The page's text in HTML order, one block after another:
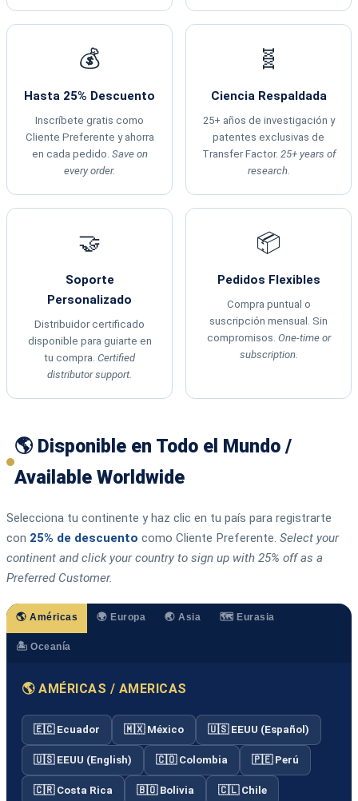
💰
Hasta 25% Descuento
Inscríbete gratis como
Cliente Preferente y ahorra
en cada pedido. Save on
every order.
🧬
Ciencia Respaldada
25+ años de investigación y
patentes exclusivas de
Transfer Factor. 25+ years of
research.
🤝
Soporte
Personalizado
Distribuidor certificado
disponible para guiarte en
tu compra. Certified
distributor support.
📦
Pedidos Flexibles
Compra puntual o
suscripción mensual. Sin
compromisos. One-time or
subscription.
🌎 Disponible en Todo el Mundo /
Available Worldwide
Selecciona tu continente y haz clic en tu país para registrarte
con 25% de descuento como Cliente Preferente. Select your
continent and click your country to sign up with 25% off as a
Preferred Customer.
🌎 Américas 🌍 Europa 🌏 Asia 🗺️ Eurasia
🏝️ Oceanía
🌎 AMÉRICAS / AMERICAS
🇪🇨 Ecuador 🇲🇽 México 🇺🇸 EEUU (Español)
🇺🇸 EEUU (English) 🇨🇴 Colombia 🇵🇪 Perú
🇨🇷 Costa Rica 🇧🇴 Bolivia 🇨🇱 Chile